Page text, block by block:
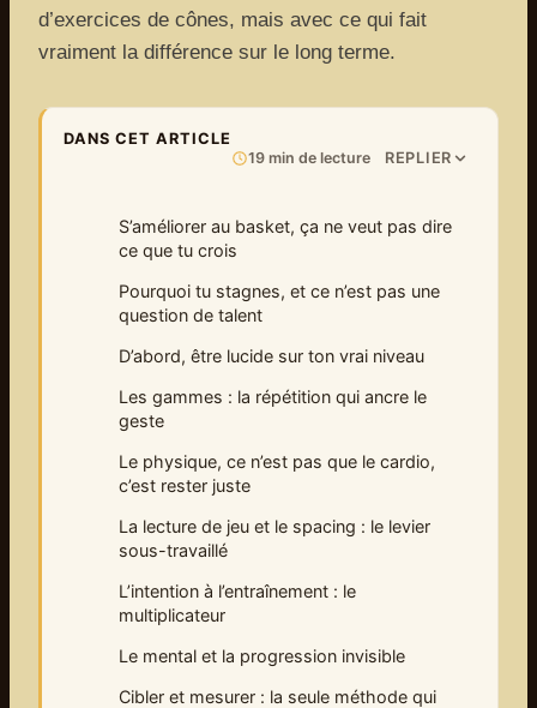
d’exercices de cônes, mais avec ce qui fait
vraiment la différence sur le long terme.
DANS CET ARTICLE
19 min de lecture
REPLIER
S’améliorer au basket, ça ne veut pas dire
ce que tu crois
Pourquoi tu stagnes, et ce n’est pas une
question de talent
D’abord, être lucide sur ton vrai niveau
Les gammes : la répétition qui ancre le
geste
Le physique, ce n’est pas que le cardio,
c’est rester juste
La lecture de jeu et le spacing : le levier
sous-travaillé
L’intention à l’entraînement : le
multiplicateur
Le mental et la progression invisible
Cibler et mesurer : la seule méthode qui